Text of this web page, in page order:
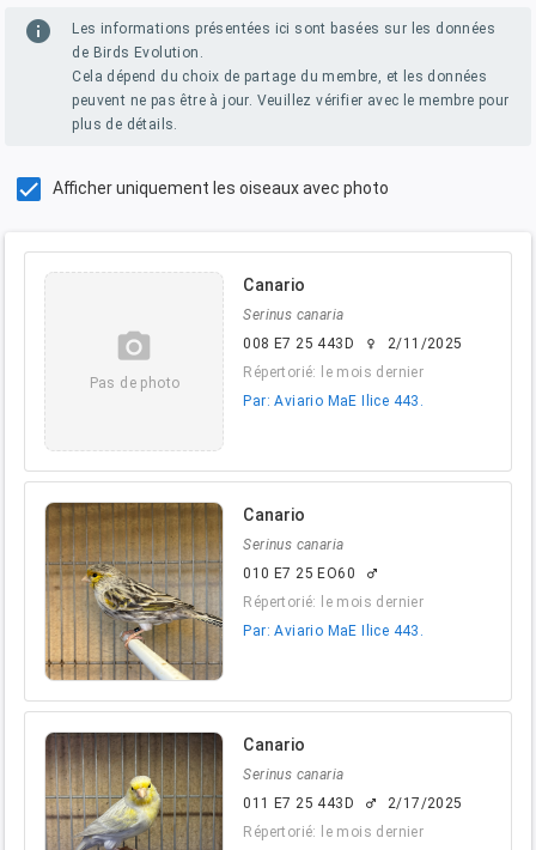
info
Les informations présentées ici sont basées sur les données
de Birds Evolution.
Cela dépend du choix de partage du membre, et les données
peuvent ne pas être à jour. Veuillez vérifier avec le membre pour
plus de détails.
Afficher uniquement les oiseaux avec photo
camera_alt
Pas de photo
Canario
Serinus canaria
008 E7 25 443D
female
2/11/2025
Répertorié: le mois dernier
Par: Aviario MaE Ilice 443.
Canario
Serinus canaria
010 E7 25 EO60
male
Répertorié: le mois dernier
Par: Aviario MaE Ilice 443.
Canario
Serinus canaria
011 E7 25 443D
male
2/17/2025
Répertorié: le mois dernier